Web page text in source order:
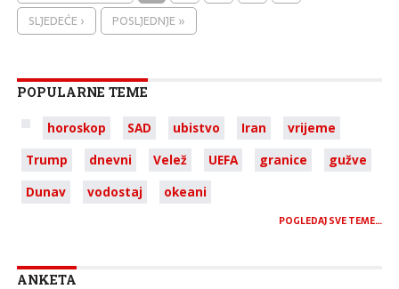
SLJEDEĆE ›
POSLJEDNJE »
POPULARNE TEME
horoskop SAD ubistvo Iran
vrijeme
Trump
dnevni Velež UEFA granice
gužve
Dunav
vodostaj okeani
POGLEDAJ SVE TEME…
ANKETA